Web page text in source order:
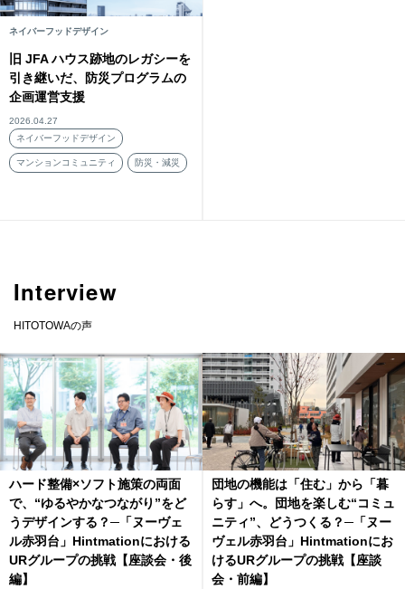
ネイバーフッドデザイン
旧 JFA ハウス跡地のレガシーを
引き継いだ、防災プログラムの
企画運営支援
2026.04.27
ネイバーフッドデザイン
マンションコミュニティ 防災・減災
Interview
HITOTOWAの声
ハード整備×ソフト施策の両面
で、“ゆるやかなつながり”をど
うデザインする？─「ヌーヴェ
ル赤羽台」Hintmationにおける
URグループの挑戦【座談会・後
編】
団地の機能は「住む」から「暮
らす」へ。団地を楽しむ“コミュ
ニティ”、どうつくる？─「ヌー
ヴェル赤羽台」Hintmationにお
けるURグループの挑戦【座談
会・前編】